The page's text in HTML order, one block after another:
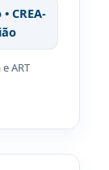
CREA-
ART